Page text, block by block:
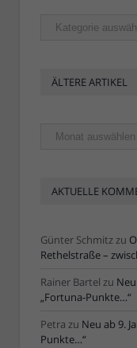
Rubriken
ÄLTERE ARTIKEL
Ältere
AKTUELLE
Günter Schmitzzu
Rethelstraße –
Rainer Bartel zu
„Fortuna-Punkte…“
Petra zu Neu ab 9.
Punkte…“